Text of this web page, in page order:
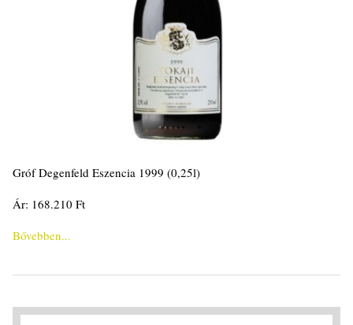
Gróf Degenfeld Eszencia 1999 (0,25l)
Ár: 168.210 Ft
Bővebben...